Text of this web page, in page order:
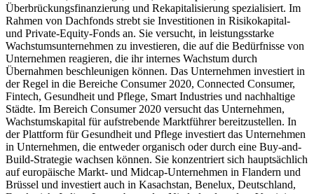
Überbrückungsfinanzierung und Rekapitalisierung spezialisiert. Im
Rahmen von Dachfonds strebt sie Investitionen in Risikokapital-
und Private-Equity-Fonds an. Sie versucht, in leistungsstarke
Wachstumsunternehmen zu investieren, die auf die Bedürfnisse von
Unternehmen reagieren, die ihr internes Wachstum durch
Übernahmen beschleunigen können. Das Unternehmen investiert in
der Regel in die Bereiche Consumer 2020, Connected Consumer,
Fintech, Gesundheit und Pflege, Smart Industries und nachhaltige
Städte. Im Bereich Consumer 2020 versucht das Unternehmen,
Wachstumskapital für aufstrebende Marktführer bereitzustellen. In
der Plattform für Gesundheit und Pflege investiert das Unternehmen
in Unternehmen, die entweder organisch oder durch eine Buy-and-
Build-Strategie wachsen können. Sie konzentriert sich hauptsächlich
auf europäische Markt- und Midcap-Unternehmen in Flandern und
Brüssel und investiert auch in Kasachstan, Benelux, Deutschland,